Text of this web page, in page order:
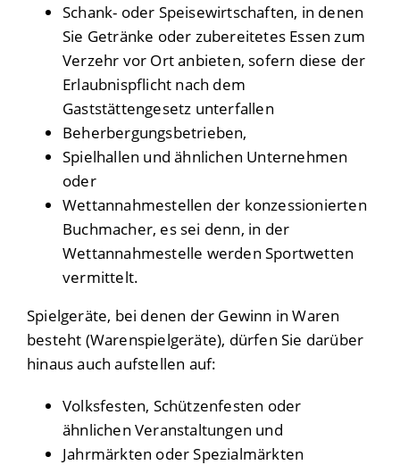
Schank- oder Speisewirtschaften, in denen
Sie Getränke oder zubereitetes Essen zum
Verzehr vor Ort anbieten, sofern diese der
Erlaubnispflicht nach dem
Gaststättengesetz unterfallen
Beherbergungsbetrieben,
Spielhallen und ähnlichen Unternehmen
oder
Wettannahmestellen der konzessionierten
Buchmacher, es sei denn, in der
Wettannahmestelle werden Sportwetten
vermittelt.
Spielgeräte, bei denen der Gewinn in Waren
besteht (Warenspielgeräte), dürfen Sie darüber
hinaus auch aufstellen auf:
Volksfesten, Schützenfesten oder
ähnlichen Veranstaltungen und
Jahrmärkten oder Spezialmärkten